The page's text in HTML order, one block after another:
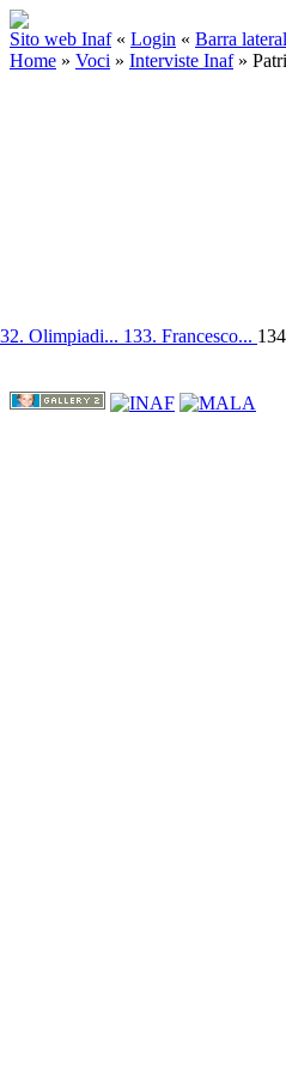
Sito web Inaf « Login « Barra
Home » Voci » Interviste Inaf»
Olimpiadi... 133. Francesco...